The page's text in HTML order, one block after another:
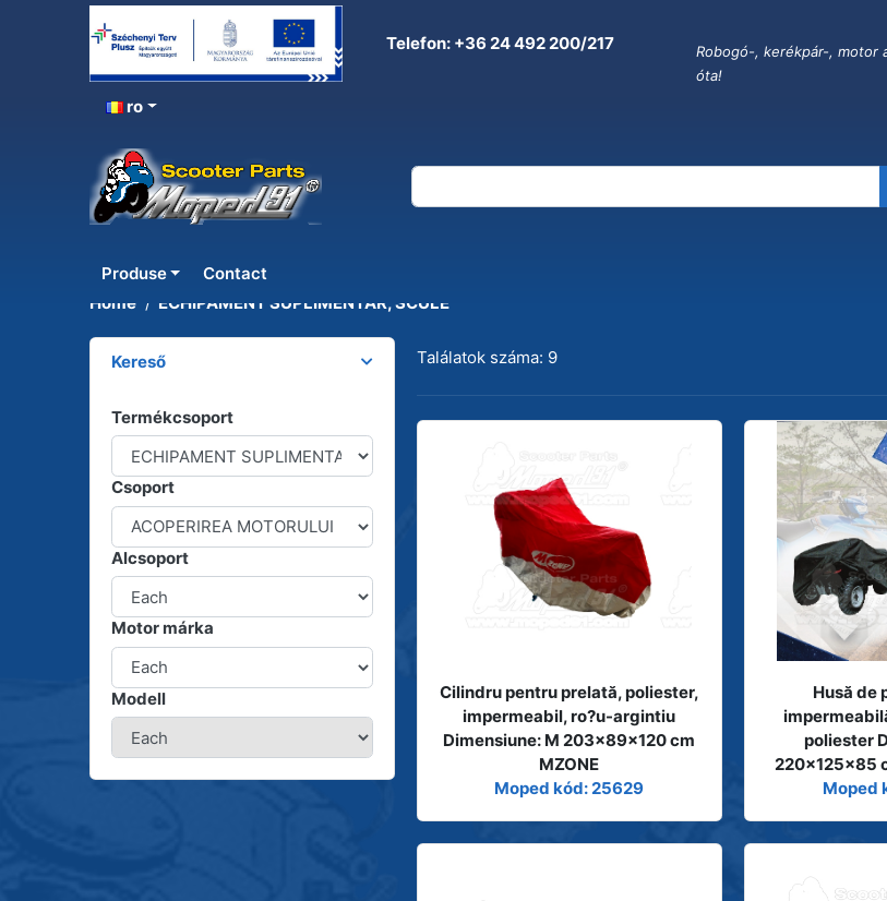
Telefon: +36 24 492 200/217
ro
Robogó-, kerékpár-, motor
óta!
Produse Contact
ECHIPAMENT SUPLIMENTAR, SCULE
Home ECHIPAMENT SUPLIMENTAR, SCULE
Kereső
Termékcsoport
Csoport
Alcsoport
Motor márka
Modell
Találatok száma: 9
Cilindru pentru prelată, poliester,
impermeabil, ro?u-argintiu
Dimensiune: M 203x89x120 cm
MZONE
Moped kód: 25629
Husă de
poliester
220x125x85
Moped